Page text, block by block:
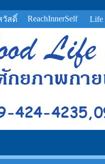
วัสดิ์ ReachInnerSelf Life